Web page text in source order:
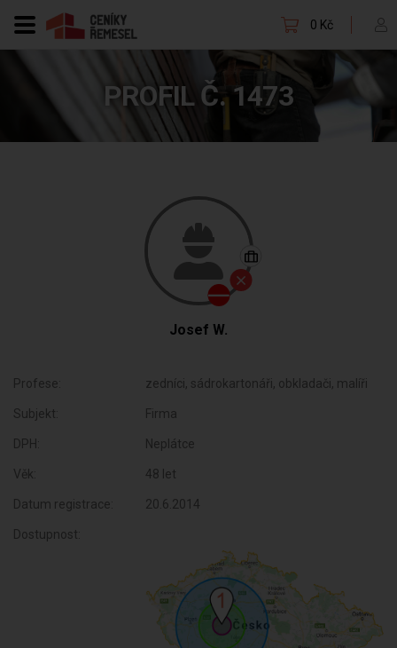
0 Kč
PROFIL Č. 1473
Josef W.
Profese: zedníci, sádrokartonáři, obkladači, malíři
Subjekt: Firma
DPH: Neplátce
Věk: 48 let
Datum registrace: 20.6.2014
Dostupnost: